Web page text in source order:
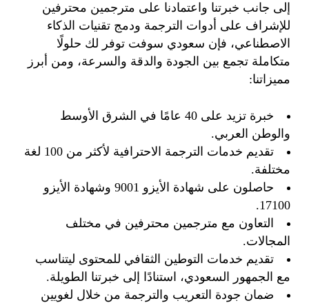
إلى جانب خبرتنا واعتمادنا على مترجمين محترفين
للإشراف على أدوات الترجمة ودمج تقنيات الذكاء
الاصطناعي، فإن سعودي سوفت توفر لك حلولًا
متكاملة تجمع بين الجودة والدقة والسرعة، ومن أبرز
مميزاتنا:
خبرة تزيد على 40 عامًا في الشرق الأوسط
والوطن العربي.
تقديم خدمات الترجمة الاحترافية لأكثر من 100 لغة
مختلفة.
حاصلون على شهادة الأيزو 9001 وشهادة الأيزو
17100.
التعاون مع مترجمين محترفين في مختلف
المجالات.
تقديم خدمات التوطين الثقافي للمحتوى ليتناسب
مع الجمهور السعودي، استنادًا إلى خبرتنا الطويلة.
ضمان جودة التعريب والترجمة من خلال لغويين